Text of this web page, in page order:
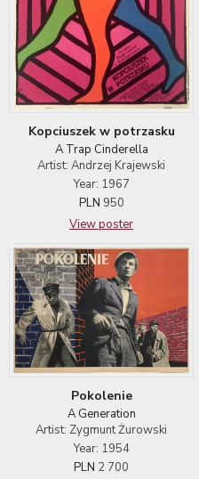
Kopciuszek w potrzasku
A Trap Cinderella
Artist: Andrzej Krajewski
Year: 1967
PLN 950
View poster
Pokolenie
A Generation
Artist: Zygmunt Żurowski
Year: 1954
PLN 2 700